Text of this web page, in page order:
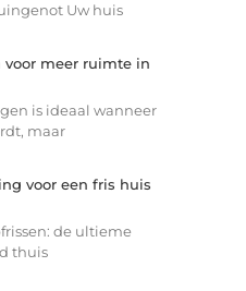
Uw huis
meer ruimte in
is ideaal wanneer
maar
voor een fris huis
de ultieme
thuis